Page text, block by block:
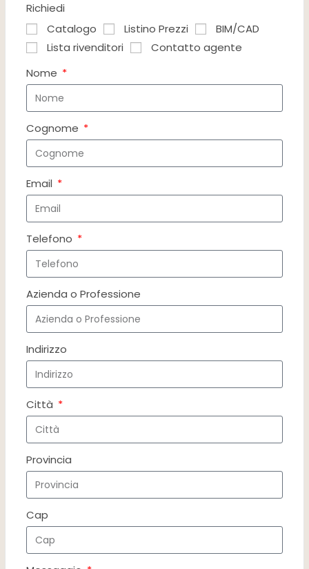
Richiedi
Catalogo
Listino Prezzi
BIM/CAD
Lista rivenditori
Contatto agente
Nome
Cognome
Email
Telefono
Azienda o Professione
Indirizzo
Città
Provincia
Cap